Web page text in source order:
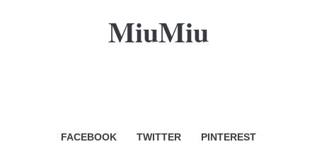
MiuMiu
FACEBOOK TWITTER PINTEREST